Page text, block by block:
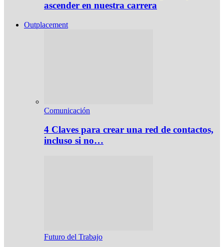
ascender en nuestra carrera
Outplacement
Comunicación
4 Claves para crear una red de contactos,
incluso si no…
Futuro del Trabajo